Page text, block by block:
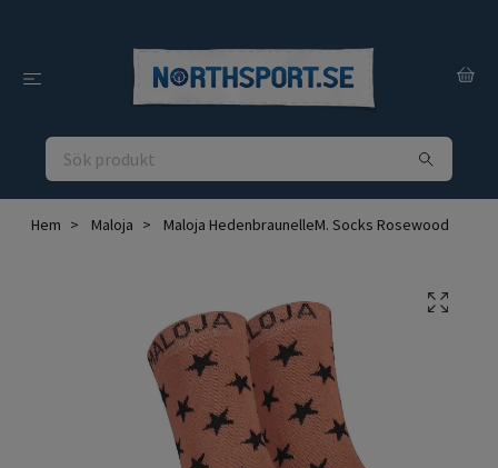
Hem Maloja Maloja HedenbraunelleM. Socks Rosewood